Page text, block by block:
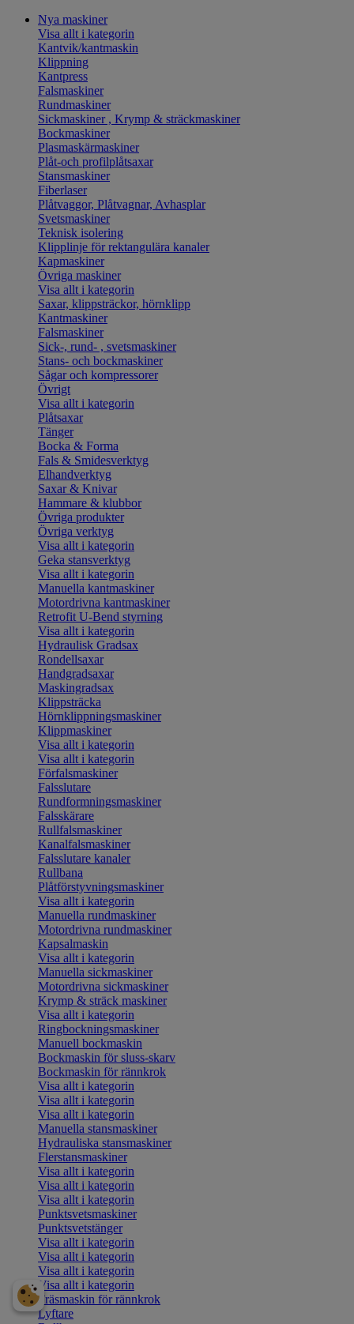
Nya maskiner
Visa allt i kategorin
Kantvik/kantmaskin
Klippning
Kantpress
Falsmaskiner
Rundmaskiner
Sickmaskiner , Krymp & sträckmaskiner
Bockmaskiner
Plasmaskärmaskiner
Plåt-och profilplåtsaxar
Stansmaskiner
Fiberlaser
Plåtvaggor, Plåtvagnar, Avhasplar
Svetsmaskiner
Teknisk isolering
Klipplinje för rektangulära kanaler
Kapmaskiner
Övriga maskiner
Visa allt i kategorin
Saxar, klippsträckor, hörnklipp
Kantmaskiner
Falsmaskiner
Sick-, rund- , svetsmaskiner
Stans- och bockmaskiner
Sågar och kompressorer
Övrigt
Visa allt i kategorin
Plåtsaxar
Tänger
Bocka & Forma
Fals & Smidesverktyg
Elhandverktyg
Saxar & Knivar
Hammare & klubbor
Övriga produkter
Övriga verktyg
Visa allt i kategorin
Geka stansverktyg
Visa allt i kategorin
Manuella kantmaskiner
Motordrivna kantmaskiner
Retrofit U-Bend styrning
Visa allt i kategorin
Hydraulisk Gradsax
Rondellsaxar
Handgradsaxar
Maskingradsax
Klippsträcka
Hörnklippningsmaskiner
Klippmaskiner
Visa allt i kategorin
Visa allt i kategorin
Förfalsmaskiner
Falsslutare
Rundformningsmaskiner
Falsskärare
Rullfalsmaskiner
Kanalfalsmaskiner
Falsslutare kanaler
Rullbana
Plåtförstyvningsmaskiner
Visa allt i kategorin
Manuella rundmaskiner
Motordrivna rundmaskiner
Kapsalmaskin
Visa allt i kategorin
Manuella sickmaskiner
Motordrivna sickmaskiner
Krymp & sträck maskiner
Visa allt i kategorin
Ringbockningsmaskiner
Manuell bockmaskin
Bockmaskin för sluss-skarv
Bockmaskin för rännkrok
Visa allt i kategorin
Visa allt i kategorin
Visa allt i kategorin
Manuella stansmaskiner
Hydrauliska stansmaskiner
Flerstansmaskiner
Visa allt i kategorin
Visa allt i kategorin
Visa allt i kategorin
Punktsvetsmaskiner
Punktsvetstänger
Visa allt i kategorin
Visa allt i kategorin
Visa allt i kategorin
Visa allt i kategorin
Fräsmaskin för rännkrok
Lyftare